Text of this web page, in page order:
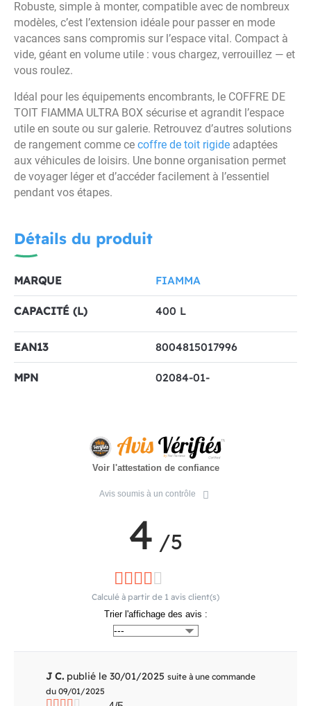
Robuste, simple à monter, compatible avec de nombreux
modèles, c’est l’extension idéale pour passer en mode
vacances sans compromis sur l’espace vital. Compact à
vide, géant en volume utile : vous chargez, verrouillez — et
vous roulez.
Idéal pour les équipements encombrants, le COFFRE DE
TOIT FIAMMA ULTRA BOX sécurise et agrandit l’espace
utile en soute ou sur galerie. Retrouvez d’autres solutions
de rangement comme ce coffre de toit rigide adaptées
aux véhicules de loisirs. Une bonne organisation permet
de voyager léger et d’accéder facilement à l’essentiel
pendant vos étapes.
Détails du produit
MARQUE FIAMMA
CAPACITÉ (L) 400 L
EAN13 8004815017996
MPN 02084-01-
Voir l'attestation de confiance
Avis soumis à un contrôle
4 /5
Calculé à partir de 1 avis client(s)
Trier l'affichage des avis :
J C. publié le 30/01/2025 suite à une commande
du 09/01/2025